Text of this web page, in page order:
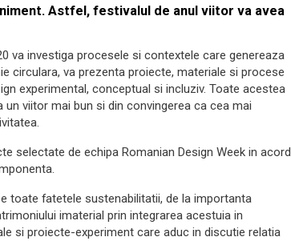
Astfel, festivalul de anul viitor va avea
va investiga procesele si contextele care genereaza
circulara, va prezenta proiecte, materiale si procese
experimental, conceptual si incluziv. Toate acestea
viitor mai bun si din convingerea ca cea mai
selectate de echipa Romanian Design Week in acord
toate fatetele sustenabilitatii, de la importanta
imaterial prin integrarea acestuia in
si proiecte-experiment care aduc in discutie relatia